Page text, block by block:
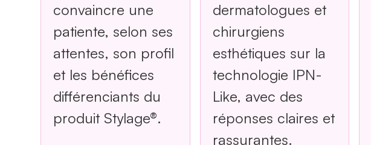
convaincre une
patiente, selon ses
attentes, son profil
et les bénéfices
différenciants du
produit Stylage®.
dermatologues et
chirurgiens
esthétiques sur la
technologie IPN-
Like, avec des
réponses claires et
rassurantes.